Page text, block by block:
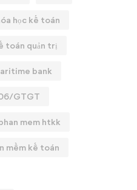
học kế toán
toán quản trị
bank
GTGT
mem htkk
mềm kế toán